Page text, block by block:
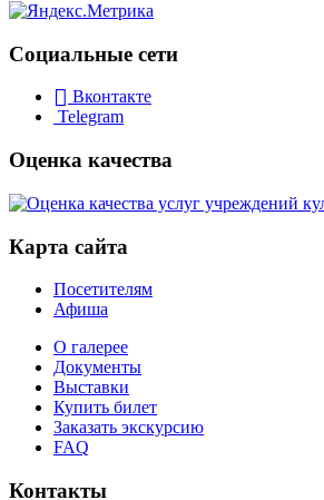
Социальные сети
Вконтакте
Telegram
Оценка качества
Карта сайта
Посетителям
Афиша
О галерее
Документы
Выставки
Купить билет
Заказать экскурсию
FAQ
Контакты